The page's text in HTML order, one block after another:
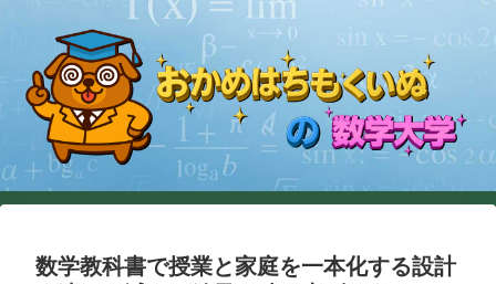
数学教科書で授業と家庭を一本化する設計